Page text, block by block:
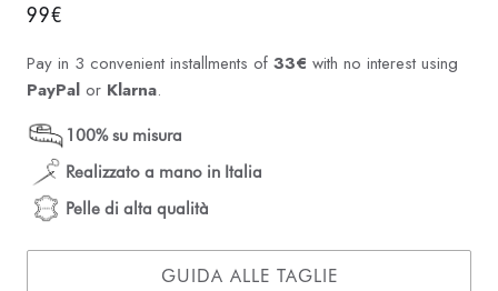
99€
Pay in 3 convenient installments of 33€ with no interest using
PayPal or Klarna.
100% su misura
Realizzato a mano in Italia
Pelle di alta qualità
GUIDA ALLE TAGLIE